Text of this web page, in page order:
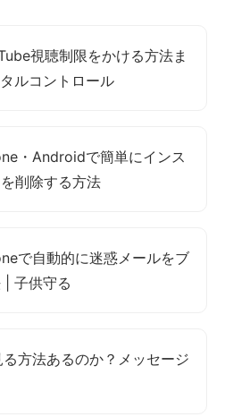
視聴制限をかける方法ま
ルコントロール
・Androidで簡単にインス
削除する方法
で自動的に迷惑メールをブ
| 子供守る
方法あるのか？メッセージ